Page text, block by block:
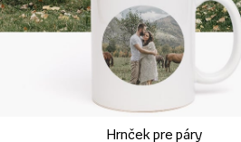
Hrnček pre páry